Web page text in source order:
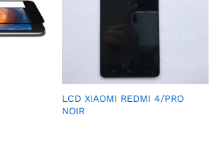
LCD XIAOMI REDMI 4/PRO
NOIR